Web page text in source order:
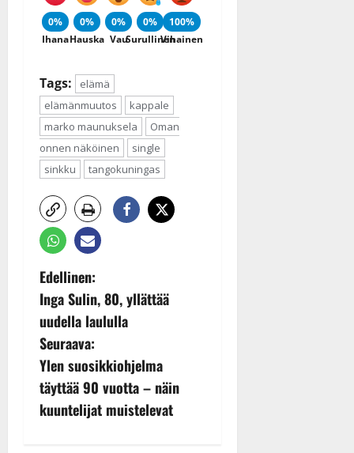
0%
Ihana
0%
Hauska
0%
Vau
0%
Surullinen
100%
Vihainen
Tags:
elämä
elämänmuutos
kappale
marko maunuksela
Oman
onnen näköinen
single
sinkku
tangokuningas
P
o
s
t
n
Edellinen:
Inga Sulin, 80, yllättää
uudella laululla
Seuraava:
Ylen suosikkiohjelma
täyttää 90 vuotta – näin
kuuntelijat muistelevat